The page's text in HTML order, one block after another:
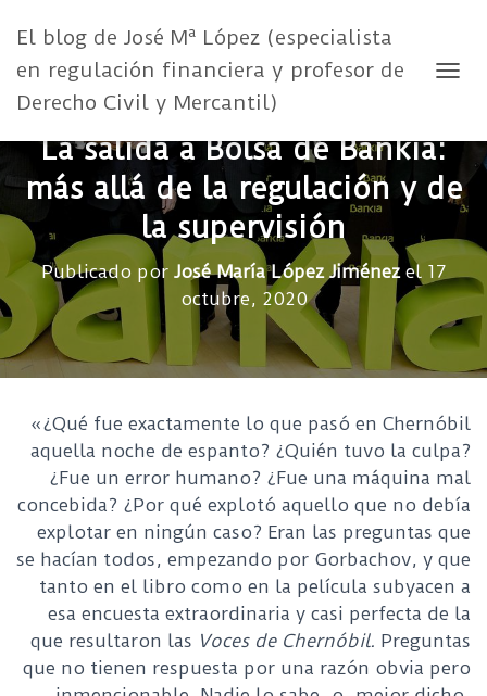
El blog de José Mª López (especialista
en regulación financiera y profesor de
Derecho Civil y Mercantil)
La salida a Bolsa de Bankia:
más allá de la regulación y de
la supervisión
Publicado por José María López Jiménezel 17
octubre, 2020
«¿Qué fue exactamente lo que pasó en Chernóbil
aquella noche de espanto? ¿Quién tuvo la culpa?
¿Fue un error humano? ¿Fue una máquina mal
concebida? ¿Por qué explotó aquello que no debía
explotar en ningún caso? Eran las preguntas que
se hacían todos, empezando por Gorbachov, y que
tanto en el libro como en la película subyacen a
esa encuesta extraordinaria y casi perfecta de la
que resultaron las Voces de Chernóbil. Preguntas
que no tienen respuesta por una razón obvia pero